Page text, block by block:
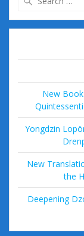
New
Yongdzin
New
the
Deepening